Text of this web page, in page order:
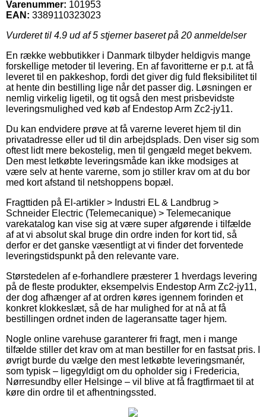
Varenummer: 101953
EAN: 3389110323023
Vurderet til 4.9 ud af 5 stjerner baseret på 20 anmeldelser
En række webbutikker i Danmark tilbyder heldigvis mange
forskellige metoder til levering. En af favoritterne er p.t. at få
leveret til en pakkeshop, fordi det giver dig fuld fleksibilitet til
at hente din bestilling lige når det passer dig. Løsningen er
nemlig virkelig ligetil, og tit også den mest prisbevidste
leveringsmulighed ved køb af Endestop Arm Zc2-jy11.
Du kan endvidere prøve at få varerne leveret hjem til din
privatadresse eller ud til din arbejdsplads. Den viser sig som
oftest lidt mere bekostelig, men til gengæld meget bekvem.
Den mest letkøbte leveringsmåde kan ikke modsiges at
være selv at hente varerne, som jo stiller krav om at du bor
med kort afstand til netshoppens bopæl.
Fragttiden på El-artikler > Industri EL & Landbrug >
Schneider Electric (Telemecanique) > Telemecanique
varekatalog kan vise sig at være super afgørende i tilfælde
af at vi absolut skal bruge din ordre inden for kort tid, så
derfor er det ganske væsentligt at vi finder det forventede
leveringstidspunkt på den relevante vare.
Størstedelen af e-forhandlere præsterer 1 hverdags levering
på de fleste produkter, eksempelvis Endestop Arm Zc2-jy11,
der dog afhænger af at ordren køres igennem forinden et
konkret klokkeslæt, så de har mulighed for at nå at få
bestillingen ordnet inden de lageransatte tager hjem.
Nogle online varehuse garanterer fri fragt, men i mange
tilfælde stiller det krav om at man bestiller for en fastsat pris. I
øvrigt burde du vælge den mest letkøbte leveringsmanér,
som typisk – ligegyldigt om du opholder sig i Fredericia,
Nørresundby eller Helsinge – vil blive at få fragtfirmaet til at
køre din ordre til et afhentningssted.